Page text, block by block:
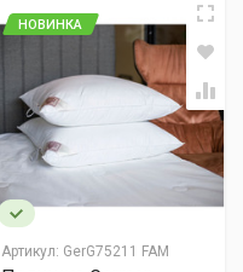
Артикул: GerG75211 FAM
НОВИНКА